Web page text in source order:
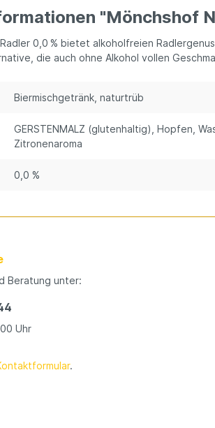
"Mönchshof
0,0 % bietet alkoholfreien
die auch ohne Alkohol vollen
Biermischgetränk , naturtrüb
GERSTENMALZ (glutenhaltig) , Hopfen ,
Zitronenaroma
0,0 %
Beratung unter:
Uhr
.